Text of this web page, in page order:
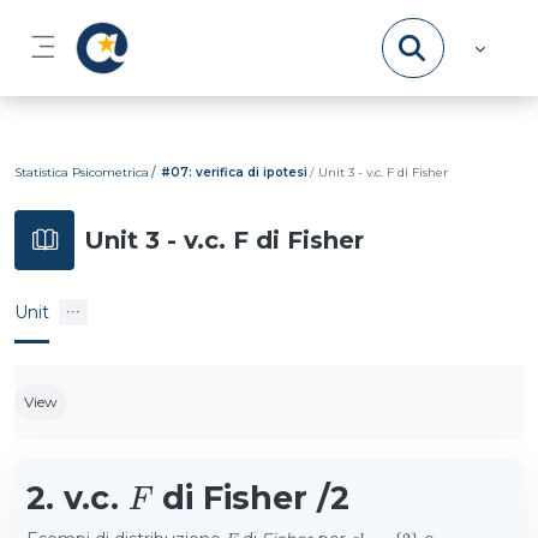
Side panel
Statistica Psicometrica #07: verifica di ipotesi Unit 3 - v.c. F di Fisher
Unit 3 - v.c. F di Fisher
Unit
View
2. v.c. F
Fdi Fisher /2